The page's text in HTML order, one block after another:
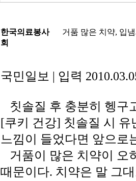
한국의료봉사
회
거품 많은 치약, 입
국민일보 | 입력
칫솔질 후 충분히 헹구
[쿠키 건강] 칫솔질 시 유
느낌이 들었다면 앞으로
거품이 많은 치약이 오
때문이다. 치약은 말 그